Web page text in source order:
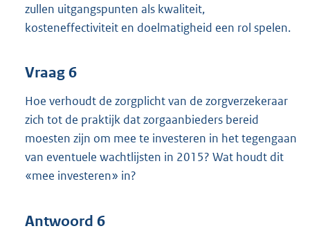
zullen uitgangspunten als kwaliteit,
kosteneffectiviteit en doelmatigheid een rol spelen.
Vraag 6
Hoe verhoudt de zorgplicht van de zorgverzekeraar
zich tot de praktijk dat zorgaanbieders bereid
moesten zijn om mee te investeren in het tegengaan
van eventuele wachtlijsten in 2015? Wat houdt dit
«mee investeren» in?
Antwoord 6